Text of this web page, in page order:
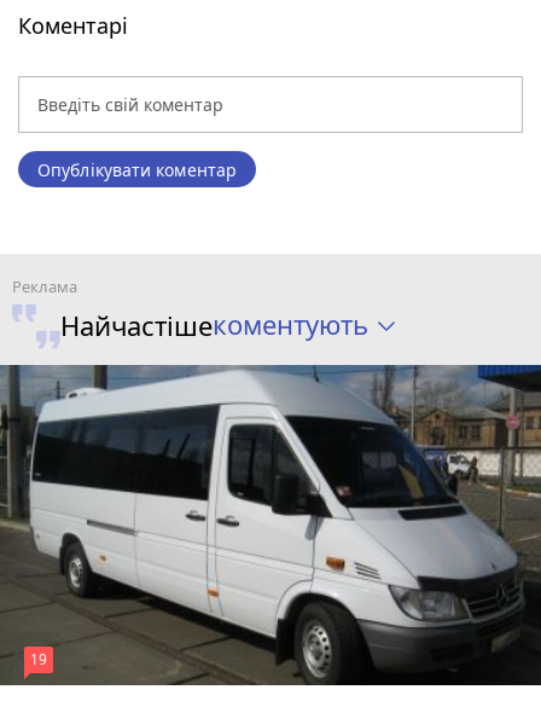
Коментарі
Опублікувати коментар
Найчастішекоментують
19